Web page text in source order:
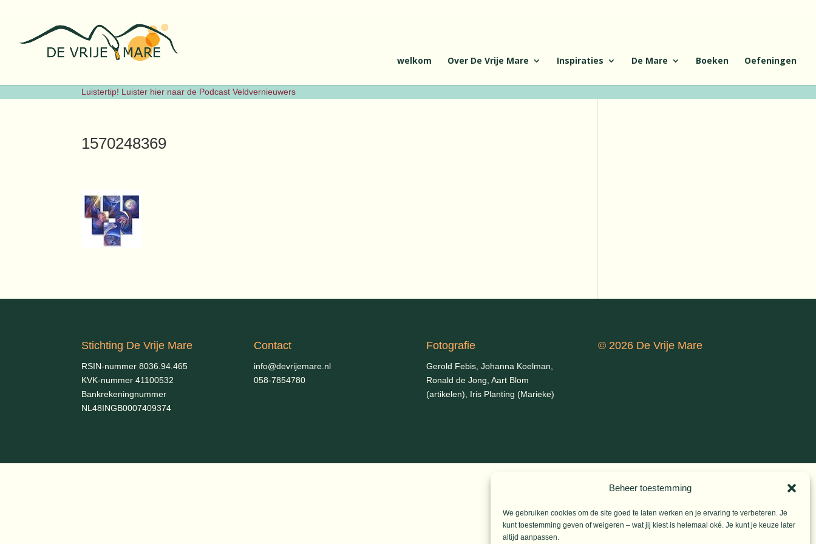
Beheer toestemming
We gebruiken cookies om de site goed te laten werken en je ervaring te verbeteren. Je
kunt toestemming geven of weigeren – wat jij kiest is helemaal oké. Je kunt je keuze later
altijd aanpassen.
Luistertip! Luister hier naar de Podcast Veldvernieuwers
welkom Over De Vrije Mare Inspiraties De Mare Boeken Oefeningen
1570248369
Stichting De Vrije Mare
RSIN-nummer 8036.94.465
KVK-nummer 41100532
Bankrekeningnummer
NL48INGB0007409374
Contact
info@devrijemare.nl
058-7854780
Fotografie
Gerold Febis, Johanna Koelman,
Ronald de Jong, Aart Blom
(artikelen), Iris Planting (Marieke)
© 2026 De Vrije Mare